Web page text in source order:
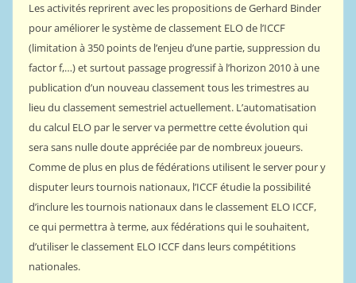
Les activités reprirent avec les propositions de Gerhard Binder
pour améliorer le système de classement ELO de l’ICCF
(limitation à 350 points de l’enjeu d’une partie, suppression du
factor f,…) et surtout passage progressif à l’horizon 2010 à une
publication d’un nouveau classement tous les trimestres au
lieu du classement semestriel actuellement. L’automatisation
du calcul ELO par le server va permettre cette évolution qui
sera sans nulle doute appréciée par de nombreux joueurs.
Comme de plus en plus de fédérations utilisent le server pour y
disputer leurs tournois nationaux, l’ICCF étudie la possibilité
d’inclure les tournois nationaux dans le classement ELO ICCF,
ce qui permettra à terme, aux fédérations qui le souhaitent,
d’utiliser le classement ELO ICCF dans leurs compétitions
nationales.